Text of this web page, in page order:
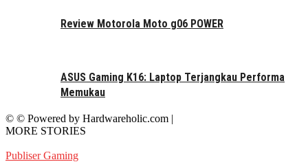
Review Motorola Moto g06 POWER
ASUS Gaming K16: Laptop Terjangkau Performa
Memukau
© © Powered by Hardwareholic.com |
MORE STORIES
Publiser Gaming